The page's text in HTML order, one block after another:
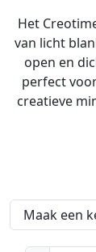
Het
van licht
open en
perfect
creatieve